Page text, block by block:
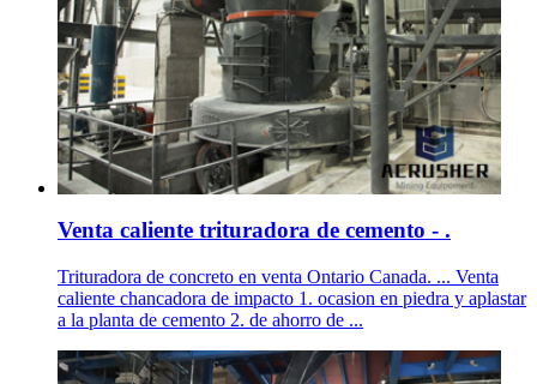
Venta caliente trituradora de cemento - .
Trituradora de concreto en venta Ontario Canada. ... Venta
caliente chancadora de impacto 1. ocasion en piedra y aplastar
a la planta de cemento 2. de ahorro de ...